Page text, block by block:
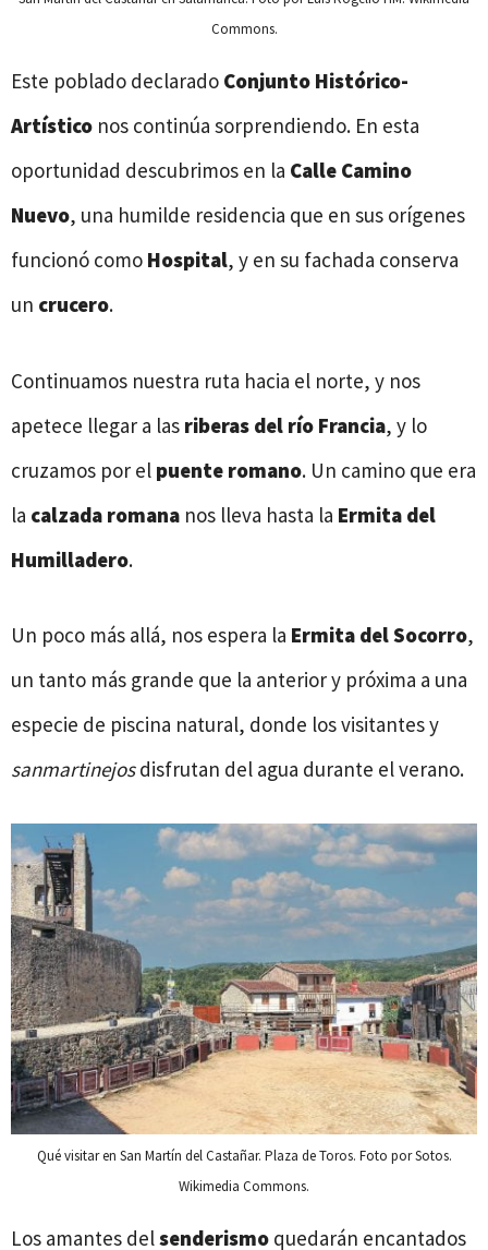
Commons.
Este poblado declarado Conjunto Histórico-
Artístico nos continúa sorprendiendo. En esta
oportunidad descubrimos en la Calle Camino
Nuevo, una humilde residencia que en sus orígenes
funcionó como Hospital, y en su fachada conserva
un crucero.
Continuamos nuestra ruta hacia el norte, y nos
apetece llegar a las riberas del río Francia, y lo
cruzamos por el puente romano. Un camino que era
la calzada romana nos lleva hasta la Ermita del
Humilladero.
Un poco más allá, nos espera la Ermita del Socorro,
un tanto más grande que la anterior y próxima a una
especie de piscina natural, donde los visitantes y
sanmartinejosdisfrutan del agua durante el verano.
Qué visitar en San Martín del Castañar. Plaza de Toros. Foto por Sotos.
Wikimedia Commons.
Los amantes delsenderismo quedarán encantados